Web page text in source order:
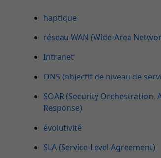
haptique
réseau WAN (Wide-Area
Intranet
ONS (objectif de niveau de
SOAR (Security Orchestration,
Response)
évolutivité
SLA (Service-Level Agreement)